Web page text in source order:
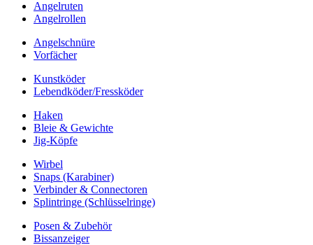
Angelruten
Angelrollen
Angelschnüre
Vorfächer
Kunstköder
Lebendköder/Fressköder
Haken
Bleie & Gewichte
Jig-Köpfe
Wirbel
Snaps (Karabiner)
Verbinder & Connectoren
Splintringe (Schlüsselringe)
Posen & Zubehör
Bissanzeiger